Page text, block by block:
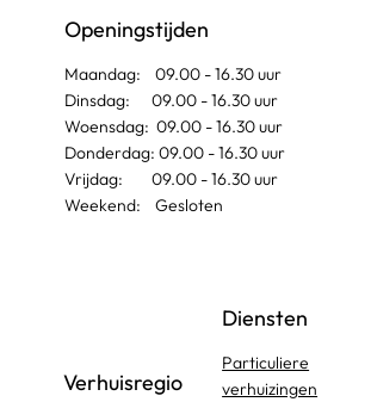
Verhuisregio
Diensten
Particuliere
verhuizingen
Openingstijden
Maandag: 09.00 - 16.30 uur
Dinsdag: 09.00 - 16.30 uur
Woensdag: 09.00 - 16.30 uur
Donderdag: 09.00 - 16.30 uur
Vrijdag: 09.00 - 16.30 uur
Weekend: Gesloten